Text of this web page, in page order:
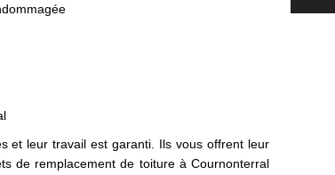
et leur travail est garanti. Ils vous offrent leur
de remplacement de toiture à Cournonterral